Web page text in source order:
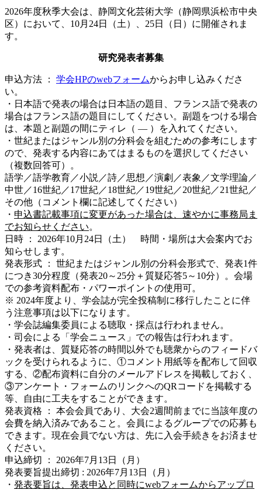
2026年度秋季大会は、静岡文化芸術大学（静岡県浜松市中央
区）において、10月24日（土）、25日（日）に開催されま
す。
研究発表者募集
申込方法 ： 学会HPのwebフォームからお申し込みくださ
い。
・日本語で発表の場合は日本語の題目、フランス語で発表の
場合はフランス語の題目にしてください。副題をつける場合
は、本題と副題の間にティレ（ ― ）を入れてください。
・世紀またはジャンル別の分科会を組むための参考にします
ので、発表する内容にあてはまるものを選択してください
（複数回答可）。
語学／語学教育／小説／詩／思想／演劇／表象／文学理論／
中世／16世紀／17世紀／18世紀／19世紀／20世紀／21世紀／
その他（コメント欄に記述してください）
・ 申込書記載事項に変更があった場合は、速やかに事務局ま
でお知らせください。
日時 ： 2026年10月24日（土） 時間・場所は大会案内でお
知らせします。
発表形式 ： 世紀またはジャンル別の分科会形式で、発表1件
につき30分程度（発表20～25分＋質疑応答5～10分）。会場
での参考資料配布・パワーポイントの使用可。
※ 2024年度より、学会誌が完全投稿制に移行したことに伴
う注意事項は以下になります。
・学会誌編集委員による聴取・採点は行われません。
・司会による「学会ニュース」での報告は行われます。
・発表者は、質疑応答の時間以外でも聴衆からのフィードバ
ックを受けられるように、①コメント用紙等を配布して回収
する、②配布資料に自分のメールアドレスを掲載しておく、
③アンケート・フォームのリンクへのQRコードを掲載する
等、自由に工夫をすることができます。
発表資格 ： 本会会員であり、大会2週間前までに当該年度の
会費を納入済みであること。会員によるグループでの応募も
できます。現在会員でない方は、先に入会手続きをお済ませ
ください。
申込締切 ： 2026年7月13日（月）
発表要旨提出締切 : 2026年7月13日（月）
・ 発表要旨は、発表申込と同時にwebフォームからアップロ